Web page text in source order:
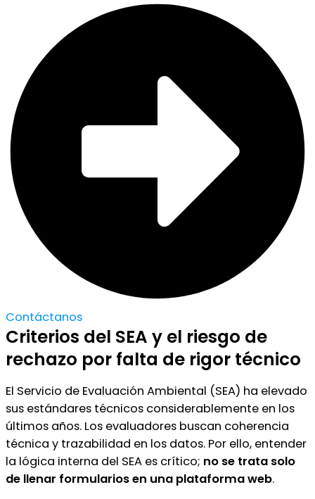
Contáctanos
Criterios del SEA y el riesgo de
rechazo por falta de rigor técnico
El Servicio de Evaluación Ambiental (SEA) ha elevado
sus estándares técnicos considerablemente en los
últimos años. Los evaluadores buscan coherencia
técnica y trazabilidad en los datos. Por ello, entender
la lógica interna del SEA es crítico; no se trata solo
de llenar formularios en una plataforma web.